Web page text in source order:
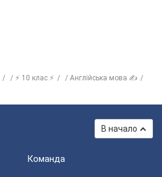
⚡ 10 клас ⚡
Англійська мова ✍
В начало
Команда